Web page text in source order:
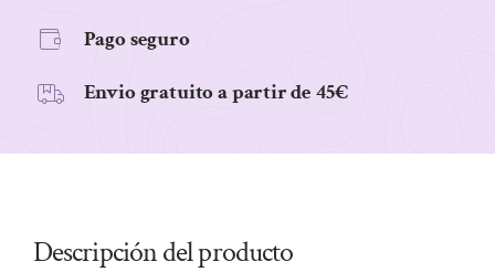
Pago seguro
Envio gratuito a partir de 45€
Descripción del producto